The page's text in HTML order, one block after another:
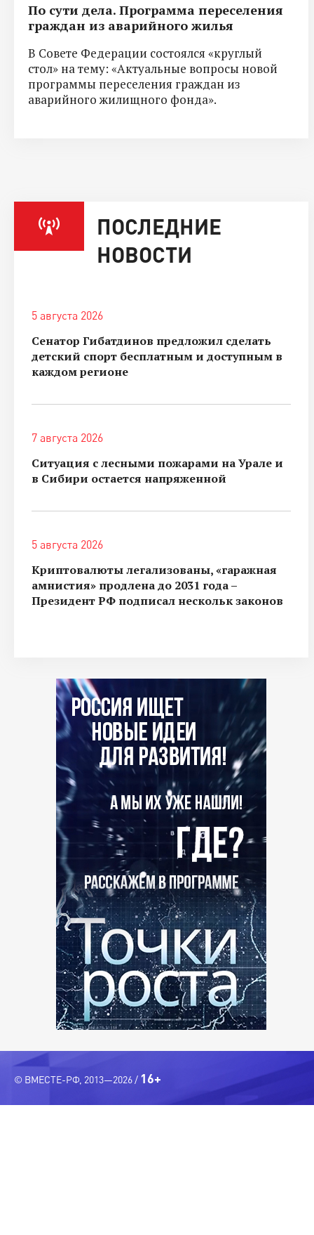
По сути дела. Программа переселения
граждан из аварийного жилья
В Совете Федерации состоялся «круглый
стол» на тему: «Актуальные вопросы новой
программы переселения граждан из
аварийного жилищного фонда».
ПОСЛЕДНИЕ
НОВОСТИ
5 августа 2026
Сенатор Гибатдинов предложил сделать
детский спорт бесплатным и доступным в
каждом регионе
7 августа 2026
Ситуация с лесными пожарами на Урале и
в Сибири остается напряженной
5 августа 2026
Криптовалюты легализованы, «гаражная
амнистия» продлена до 2031 года –
Президент РФ подписал нескольк законов
© ВМЕСТЕ-РФ, 2013—2026 / 16+